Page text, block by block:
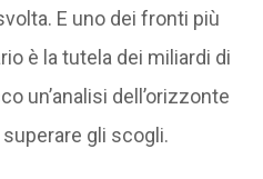
E uno dei fronti più
è la tutela dei miliardi di
un’analisi dell’orizzonte
gli scogli.